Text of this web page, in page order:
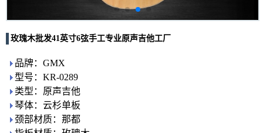
玫瑰木批发41英寸6弦手工专业原声吉他工厂
品牌：GMX
型号：KR-0289
类型：原声吉他
琴体：云杉单板
颈部材质：那都